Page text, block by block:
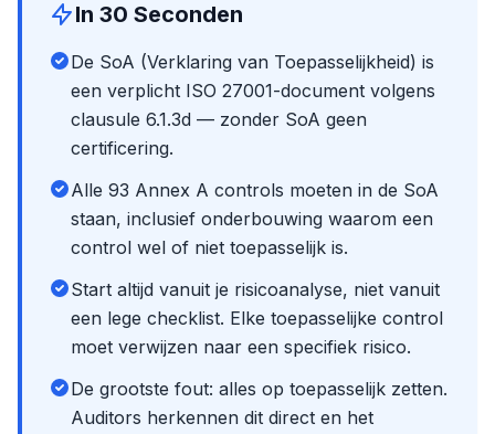
In 30 Seconden
De SoA (Verklaring van Toepasselijkheid) is
een verplicht ISO 27001-document volgens
clausule 6.1.3d — zonder SoA geen
certificering.
Alle 93 Annex A controls moeten in de SoA
staan, inclusief onderbouwing waarom een
control wel of niet toepasselijk is.
Start altijd vanuit je risicoanalyse, niet vanuit
een lege checklist. Elke toepasselijke control
moet verwijzen naar een specifiek risico.
De grootste fout: alles op toepasselijk zetten.
Auditors herkennen dit direct en het